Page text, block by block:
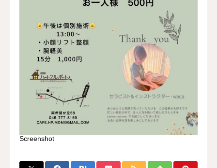
Screenshot